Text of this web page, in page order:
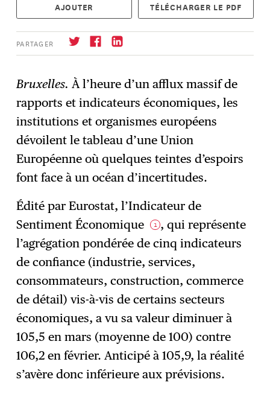
AJOUTER TÉLÉCHARGER LE PDF
PARTAGER
→ S'abonner
Bruxelles. À l’heure d’un afflux massif de
rapports et indicateurs économiques, les
institutions et organismes européens
dévoilent le tableau d’une Union
Européenne où quelques teintes d’espoirs
font face à un océan d’incertitudes.
Édité par Eurostat, l’Indicateur de
Sentiment Économique 1 , qui représente
l’agrégation pondérée de cinq indicateurs
de confiance (industrie, services,
consommateurs, construction, commerce
de détail) vis-à-vis de certains secteurs
économiques, a vu sa valeur diminuer à
105,5 en mars (moyenne de 100) contre
106,2 en février. Anticipé à 105,9, la réalité
s’avère donc inférieure aux prévisions.